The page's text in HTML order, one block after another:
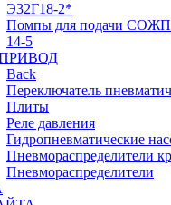
Э32Г18-2*
Помпы для подачи СОЖ
14-5
Back
Переключатель
Плиты
Реле давления
Гидропневматические
Пневмораспределители
Пневмораспределители